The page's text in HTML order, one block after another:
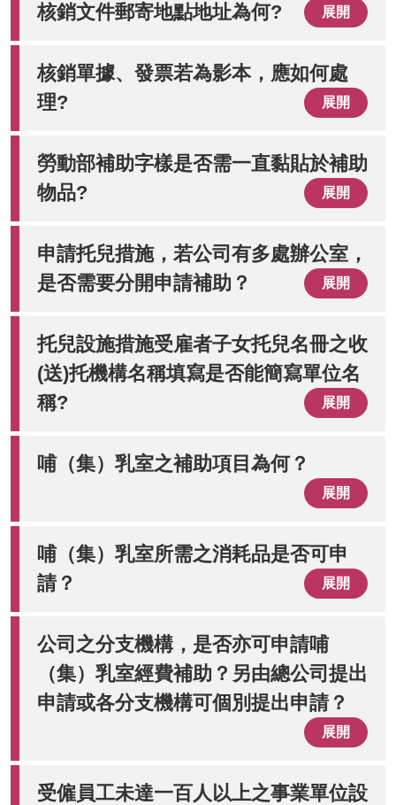
核銷文件郵寄地點地址為何? 展開
核銷單據、發票若為影本，應如何處
理?
展開
勞動部補助字樣是否需一直黏貼於補助
物品?
展開
申請托兒措施，若公司有多處辦公室，
是否需要分開申請補助？
展開
托兒設施措施受雇者子女托兒名冊之收
(送)托機構名稱填寫是否能簡寫單位名
稱?
展開
哺（集）乳室之補助項目為何？
展開
哺（集）乳室所需之消耗品是否可申
請？
展開
公司之分支機構，是否亦可申請哺
（集）乳室經費補助？另由總公司提出
申請或各分支機構可個別提出申請？
展開
受僱員工未達一百人以上之事業單位設